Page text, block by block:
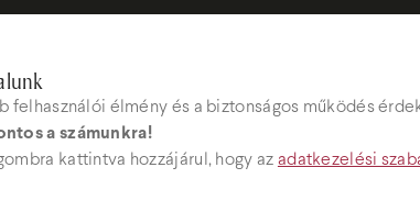
felhasználói élmény és a biztonságos működés
a számunkra!
kattintva hozzájárul, hogy az adatkezelési
Étterem
Árak